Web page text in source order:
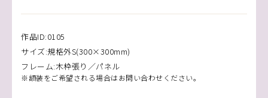
作品ID:0105
サイズ:規格外S(300×300mm)
フレーム:木枠張り／パネル
※額装をご希望される場合はお問い合わせください。